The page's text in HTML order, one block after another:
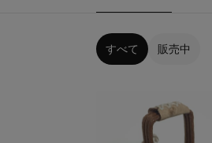
すべて 販売中